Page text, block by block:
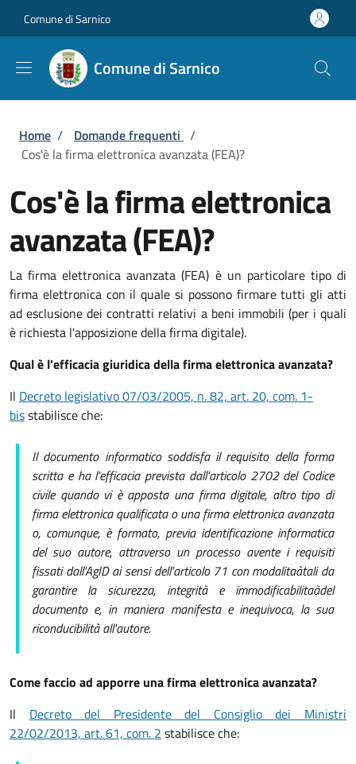
Comune di Sarnico
Comune di Sarnico
Briciole di pane
Home / Domande frequenti /
Cos'è la firma elettronica avanzata (FEA)?
Cos'è la firma elettronica
avanzata (FEA)?
La firma elettronica avanzata (FEA) è un particolare tipo di
firma elettronica con il quale si possono firmare tutti gli atti
ad esclusione dei contratti relativi a beni immobili (per i quali
è richiesta l'apposizione della firma digitale).
Qual è l'efficacia giuridica della firma elettronica avanzata?
Il Decreto legislativo 07/03/2005, n. 82, art. 20, com. 1-
bisstabilisce che:
Il documento informatico soddisfa il requisito della forma
scritta e ha l'efficacia prevista dall'articolo 2702 del Codice
civile quando vi è apposta una firma digitale, altro tipo di
firma elettronica qualificata o una firma elettronica avanzata
o, comunque, è formato, previa identificazione informatica
del suo autore, attraverso un processo avente i requisiti
fissati dall'AgID ai sensi dell'articolo 71 con modalitaàtali da
garantire la sicurezza, integrità e immodificabilitaàdel
documento e, in maniera manifesta e inequivoca, la sua
riconducibilità all'autore.
Come faccio ad apporre una firma elettronica avanzata?
Il Decreto del Presidente del Consiglio dei Ministri
22/02/2013, art. 61, com. 2 stabilisce che: